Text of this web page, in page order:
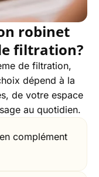
robinet
filtration?
de filtration,
dépend à la
de votre espace
au quotidien.
complément